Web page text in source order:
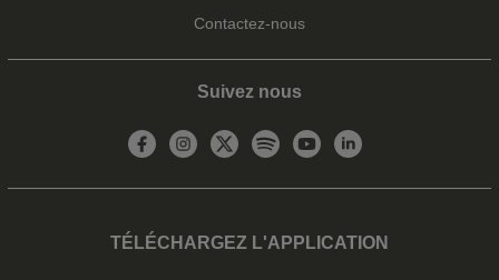
Contactez-nous
Suivez nous
TÉLÉCHARGEZ L'APPLICATION